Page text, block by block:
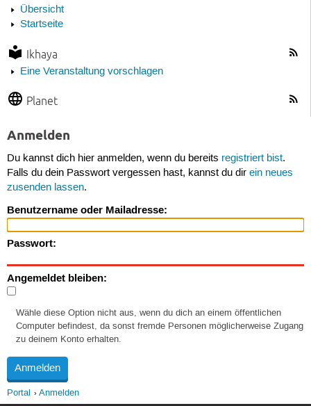
Übersicht
Startseite
Ikhaya
Eine Veranstaltung vorschlagen
Planet
Anmelden
Du kannst dich hier anmelden, wenn du bereits registriert bist.
Falls du dein Passwort vergessen hast, kannst du dir ein neues
zusenden lassen.
Benutzername oder Mailadresse:
Passwort:
Angemeldet bleiben:
Wähle diese Option nicht aus, wenn du dich an einem öffentlichen
Computer befindest, da sonst fremde Personen möglicherweise Zugang
zu deinem Konto erhalten.
Portal Anmelden